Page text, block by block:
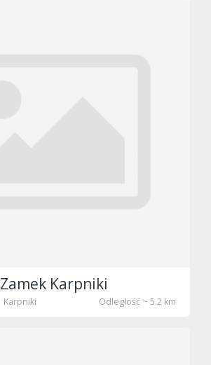
Zamek Karpniki
Karpniki Odległość ~ 5.2 km